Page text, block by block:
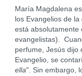
María Magdalena
los Evangelios de
está absolutamente
evangelistas).
perfume, Jesús dijo
Evangelio, se
ella". Sin embargo,